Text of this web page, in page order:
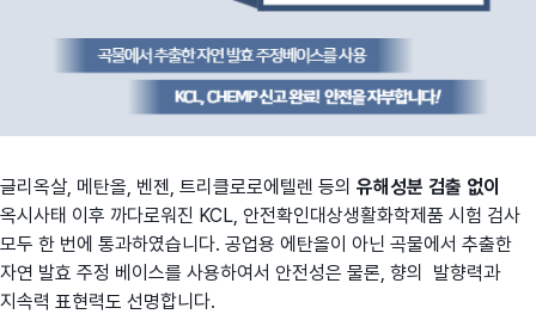
글리옥살, 메탄올, 벤젠, 트리클로로에텔렌 등의 유해성분 검출 없이
옥시사태 이후 까다로워진 KCL, 안전확인대상생활화학제품 시험 검사
모두 한 번에 통과하였습니다. 공업용 에탄올이 아닌 곡물에서 추출한
자연 발효 주정 베이스를 사용하여서 안전성은 물론, 향의 발향력과
지속력 표현력도 선명합니다.